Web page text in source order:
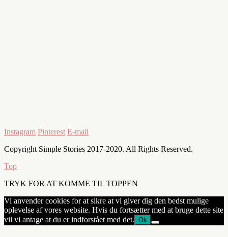
Instagram Pinterest E-mail
Copyright Simple Stories 2017-2020. All Rights Reserved.
Top
TRYK FOR AT KOMME TIL TOPPEN
Vi anvender cookies for at sikre at vi giver dig den bedst mulige
oplevelse af vores website. Hvis du fortsætter med at bruge dette site
vil vi antage at du er indforstået med det. Ok